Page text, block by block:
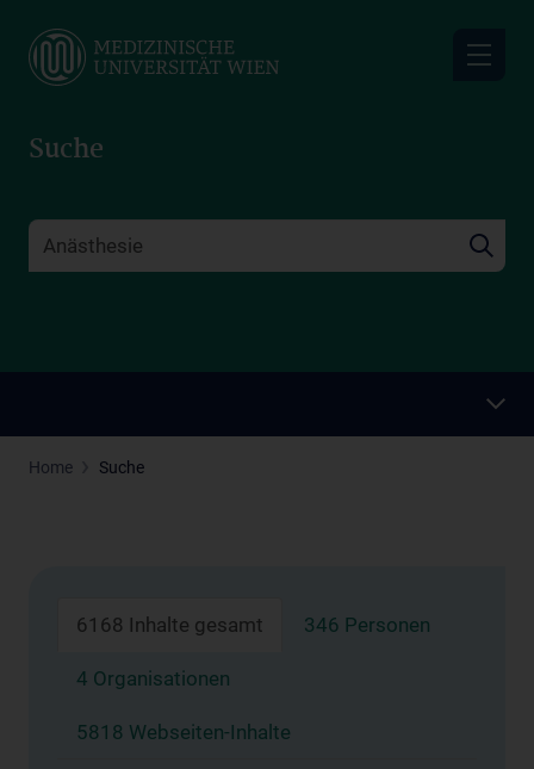
main
Suche
Home Suche
6168 Inhalte gesamt 346 Personen
4 Organisationen
5818 Webseiten-Inhalte